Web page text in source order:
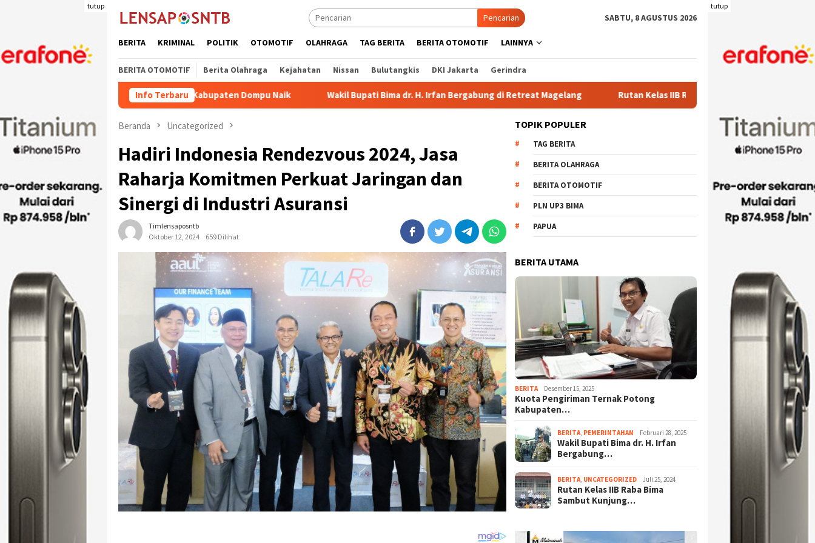
tutup tutup
Pencarian SABTU, 8 AGUSTUS 2026
BERITA KRIMINAL POLITIK OTOMOTIF OLAHRAGA TAG BERITA BERITA OTOMOTIF LAINNYA
BERITA OTOMOTIF Berita Olahraga Kejahatan Nissan Bulutangkis DKI Jakarta Gerindra
Info Terbaru
Ternak Potong Kabupaten Dompu Naik Wakil Bupati Bima dr. H. Irfan Bergabung di Retreat Magelang Rutan Kelas IIB Raba Bima Sambut Kunjungan Pj. Wali Kota Ir. H.
Beranda Uncategorized
Hadiri Indonesia Rendezvous 2024, Jasa
Raharja Komitmen Perkuat Jaringan dan
Sinergi di Industri Asuransi
Timlensaposntb
Oktober 12, 2024
659 Dilihat
TOPIK POPULER
TAG BERITA
BERITA OLAHRAGA
BERITA OTOMOTIF
PLN UP3 BIMA
PAPUA
BERITA UTAMA
BERITA Desember 15, 2025
Kuota Pengiriman Ternak Potong
Kabupaten…
BERITA PEMERINTAHAN Februari 28, 2025
Wakil Bupati Bima dr. H. Irfan
Bergabung…
BERITA UNCATEGORIZED Juli 25, 2024
Rutan Kelas IIB Raba Bima
Sambut Kunjung…